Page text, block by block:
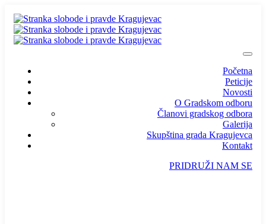
Početna
Peticije
Novosti
O Gradskom odboru
Članovi gradskog odbora
Galerija
Skupština grada Kragujevca
Kontakt
PRIDRUŽI NAM SE